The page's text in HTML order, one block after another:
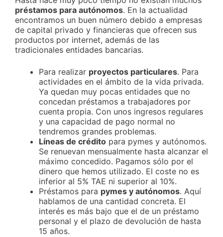
préstamos para autónomos. En la actualidad
encontramos un buen número debido a empresas
de capital privado y financieras que ofrecen sus
productos por internet, además de las
tradicionales entidades bancarias.
Para realizar proyectos particulares. Para
actividades en el ámbito de la vida privada.
Ya quedan muy pocas entidades que no
concedan préstamos a trabajadores por
cuenta propia. Con unos ingresos regulares
y una capacidad de pago normal no
tendremos grandes problemas.
Líneas de crédito para pymes y autónomos.
Se renuevan mensualmente hasta alcanzar el
máximo concedido. Pagamos sólo por el
dinero que hemos utilizado. El coste no es
inferior al 5% TAE ni superior al 10%.
Préstamos para pymes y autónomos. Aquí
hablamos de una cantidad concreta. El
interés es más bajo que el de un préstamo
personal y el plazo de devolución de hasta
15 años.